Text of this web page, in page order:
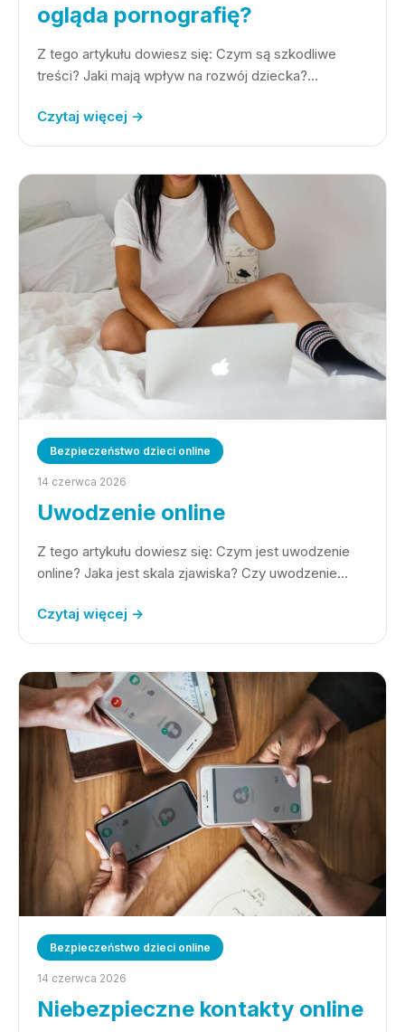
ogląda pornografię?
Z tego artykułu dowiesz się: Czym są szkodliwe
treści? Jaki mają wpływ na rozwój dziecka?…
Czytaj więcej →
Bezpieczeństwo dzieci online
14 czerwca 2026
Uwodzenie online
Z tego artykułu dowiesz się: Czym jest uwodzenie
online? Jaka jest skala zjawiska? Czy uwodzenie…
Czytaj więcej →
Bezpieczeństwo dzieci online
14 czerwca 2026
Niebezpieczne kontakty online